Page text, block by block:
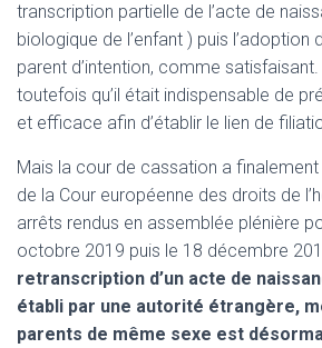
transcription partielle de l’acte de
biologique de l’enfant ) puis l’adoption
parent d’intention, comme
toutefois qu’il était indispensable de
et efficace afin d’établir le lien de
Mais la cour de cassation a finalement
de la Cour européenne des droits de
arrêts rendus en assemblée plénière
octobre 2019 puis le 18 décembre
retranscription d’un acte de
établi par une autorité étrangère,
parents de même sexe est